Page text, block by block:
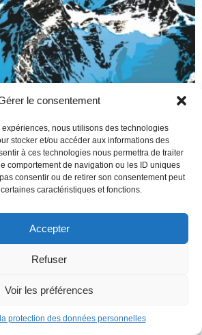
le consentement
nous utilisons des technologies
stocker et/ou accéder aux informations des
à ces technologies nous permettra de traiter
comportement de navigation ou les ID uniques
consentir ou de retirer son consentement peut
caractéristiques et fonctions.
Accepter
Refuser
Voir les préférences
protection des données personnelles
TOME 0